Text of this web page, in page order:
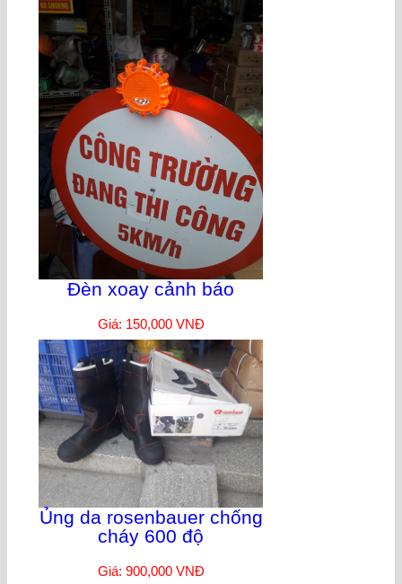
Đèn xoay cảnh báo
Giá: 150,000 VNĐ
Ủng da rosenbauer chống
cháy 600 độ
Giá: 900,000 VNĐ